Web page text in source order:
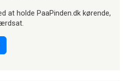
at holde PaaPinden.dk kørende,